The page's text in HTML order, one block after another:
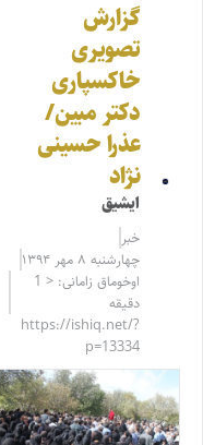
گزارش
تصویری
خاکسپاری
دکتر مبین/
عذرا حسینی
نژاد
ایشیق
چهارشنبه ۸ مهر ۱۳۹۴
اوخوماق زامانی: < 1
دقیقه
https://ishiq.net/?
p=13334